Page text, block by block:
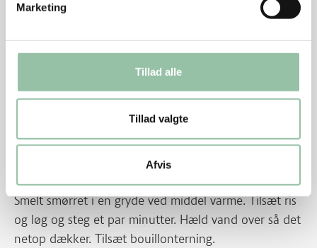
Marketing
Tillad alle
Tillad valgte
Afvis
skru ned til svag varme.
Rør cremefraiche og sennep sammen og kom det i
retten. Varm igennem. Smag til med salt og peber.
Skyl timian og pluk lidt af bladene af til pynt.
Pil løg og skær det i små tern.
Smelt smørret i en gryde ved middel varme. Tilsæt ris
og løg og steg et par minutter. Hæld vand over så det
netop dækker. Tilsæt bouillonterning.